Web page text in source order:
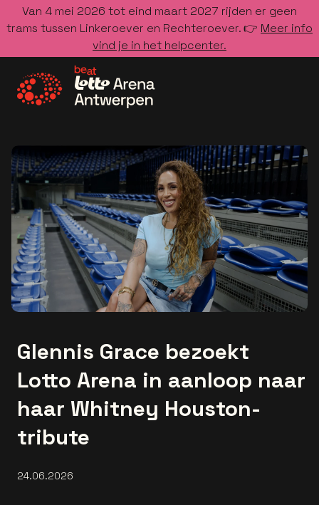
Van 4 mei 2026 tot eind maart 2027 rijden er geen
trams tussen Linkeroever en Rechteroever. 👉 Meer info
vind je in het helpcenter.
Glennis Grace bezoekt
Lotto Arena in aanloop naar
haar Whitney Houston-
tribute
24.06.2026